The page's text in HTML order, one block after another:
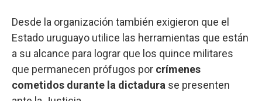
Desde la organización también exigieron que el
Estado uruguayo utilice las herramientas que están
a su alcance para lograr que los quince militares
que permanecen prófugos por crímenes
cometidos durante la dictadura se presenten